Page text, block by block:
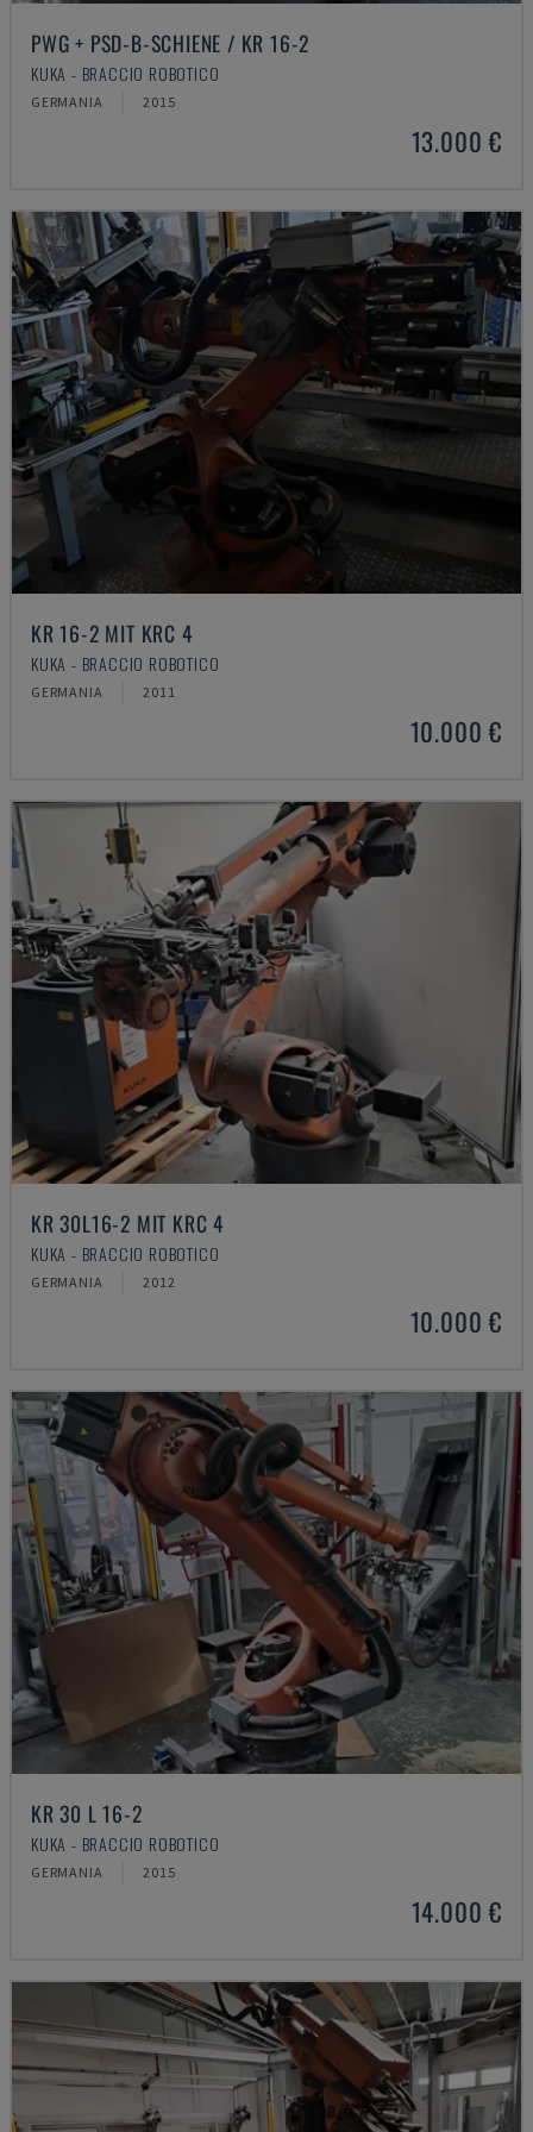
PWG + PSD-B-SCHIENE / KR 16-2
KUKA - BRACCIO ROBOTICO
GERMANIA 2015
13.000 €
KR 16-2 MIT KRC 4
KUKA - BRACCIO ROBOTICO
GERMANIA 2011
10.000 €
KR 30L16-2 MIT KRC 4
KUKA - BRACCIO ROBOTICO
GERMANIA 2012
10.000 €
KR 30 L 16-2
KUKA - BRACCIO ROBOTICO
GERMANIA 2015
14.000 €